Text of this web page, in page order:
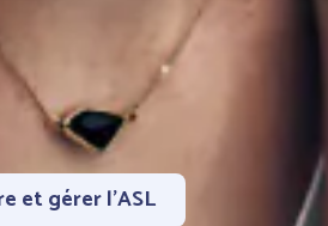
et gérer l’ASL